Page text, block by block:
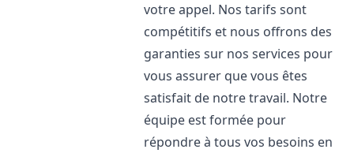
votre appel. Nos tarifs sont
compétitifs et nous offrons des
garanties sur nos services pour
vous assurer que vous êtes
satisfait de notre travail. Notre
équipe est formée pour
répondre à tous vos besoins en